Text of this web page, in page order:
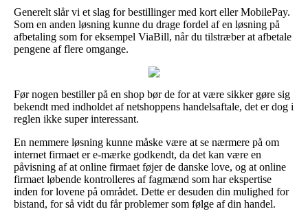
Generelt slår vi et slag for bestillinger med kort eller MobilePay.
Som en anden løsning kunne du drage fordel af en løsning på
afbetaling som for eksempel ViaBill, når du tilstræber at afbetale
pengene af flere omgange.
Før nogen bestiller på en shop bør de for at være sikker gøre sig
bekendt med indholdet af netshoppens handelsaftale, det er dog i
reglen ikke super interessant.
En nemmere løsning kunne måske være at se nærmere på om
internet firmaet er e-mærke godkendt, da det kan være en
påvisning af at online firmaet føjer de danske love, og at online
firmaet løbende kontrolleres af fagmænd som har ekspertise
inden for lovene på området. Dette er desuden din mulighed for
bistand, for så vidt du får problemer som følge af din handel.